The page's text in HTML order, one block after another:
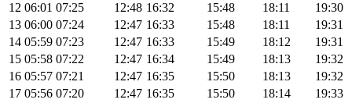
12 06:01 07:25 12:48 16:32 15:48 18:11
19:30
13 06:00 07:24 12:47 16:33 15:48 18:11
19:31
14 05:59 07:23 12:47 16:33 15:49 18:12
19:31
15 05:58 07:22 12:47 16:34 15:49 18:13
19:32
16 05:57 07:21 12:47 16:35 15:50 18:13
19:32
17 05:56 07:20 12:47 16:35 15:50 18:14
19:33